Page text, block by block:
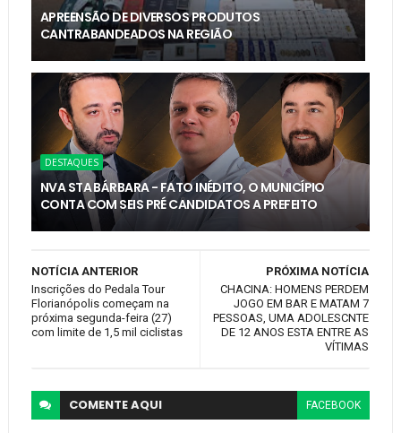
APREENSÃO DE DIVERSOS PRODUTOS
CANTRABANDEADOS NA REGIÃO
DESTAQUES
NVA STA BÁRBARA - FATO INÉDITO, O MUNICÍPIO
CONTA COM SEIS PRÉ CANDIDATOS A PREFEITO
PRÓXIMA NOTÍCIA
CHACINA: HOMENS PERDEM
JOGO EM BAR E MATAM 7
PESSOAS, UMA ADOLESCNTE
DE 12 ANOS ESTA ENTRE AS
VÍTIMAS
NOTÍCIA ANTERIOR
Inscrições do Pedala Tour
Florianópolis começam na
próxima segunda-feira (27)
com limite de 1,5 mil ciclistas
COMENTEAQUI FACEBOOK